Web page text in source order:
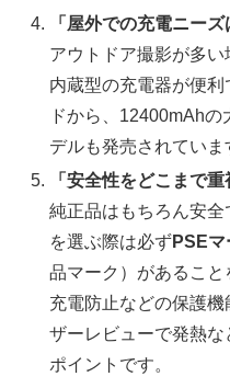
「屋外での充電ニーズ
アウトドア撮影が多
内蔵型の充電器が便
ドから、12400mAh
デルも発売されていま
「安全性をどこまで重
純正品はもちろん安
を選ぶ際は必ずPSEマ
品マーク）があるこ
充電防止などの保護
ザーレビューで発熱
ポイントです。